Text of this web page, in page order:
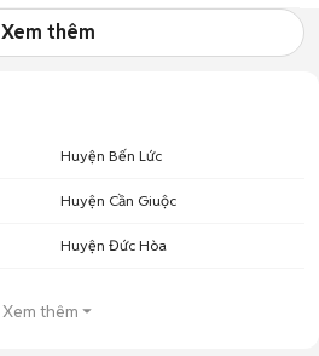
Xem thêm
Huyện Bến Lức
Huyện Cần Giuộc
Huyện Đức Hòa
Xem thêm